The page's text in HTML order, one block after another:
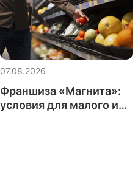
07.08.2026
Франшиза «Магнита»:
условия для малого и